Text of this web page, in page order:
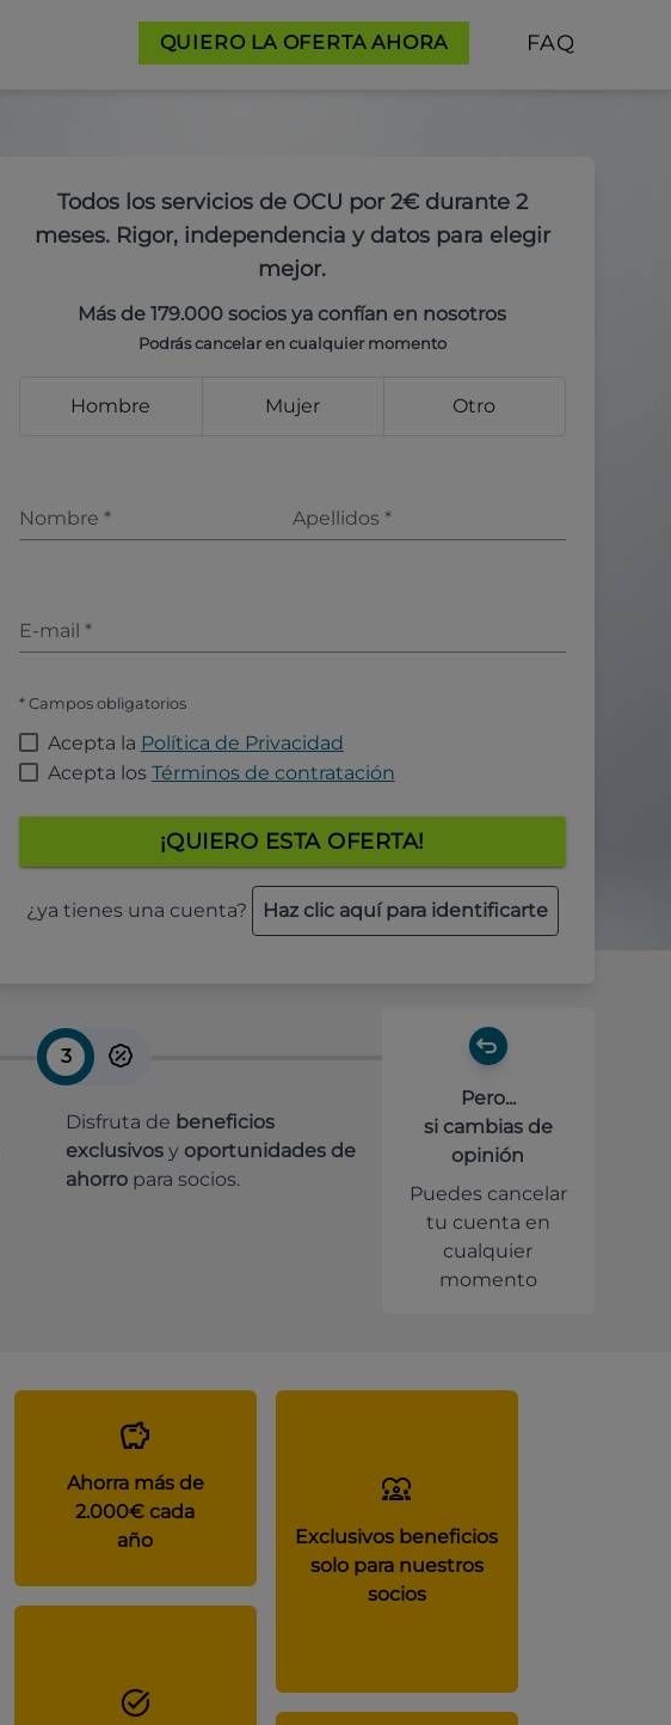
QUIERO LA OFERTA AHORA FAQ
Todos los servicios de OCU por 2€ durante 2
meses. Rigor, independencia y datos para elegir
mejor.
Más de 179.000 socios ya confían en nosotros
Podrás cancelar en cualquier momento
Hombre Mujer Otro
Nombre * Apellidos *
E-mail *
* Campos obligatorios
Acepta la Política de Privacidad
Acepta los Términos de contratación
¡QUIERO ESTA OFERTA!
¿ya tienes una cuenta? Haz clic aquí para identificarte
3
Disfruta de beneficios
exclusivos y oportunidades de
ahorro para socios.
Pero...
si cambias de
opinión
Puedes cancelar
tu cuenta en
cualquier
momento
Ahorra más de
2.000€ cada
año
Exclusivos beneficios
solo para nuestros
socios